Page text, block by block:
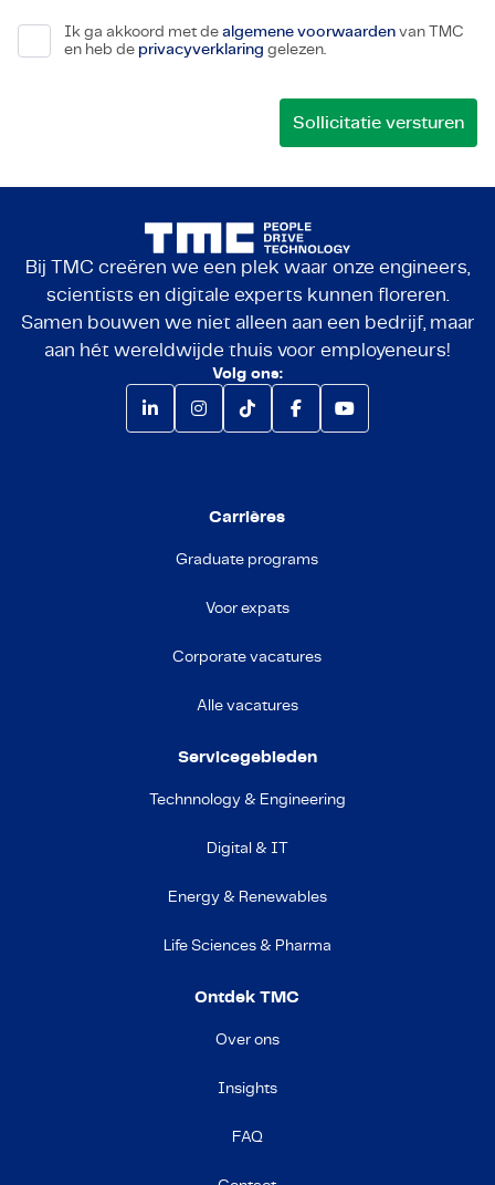
Ik ga akkoord met de algemene voorwaarden van TMC
en heb de privacyverklaring gelezen.
Bij TMC creëren we een plek waar onze engineers,
scientists en digitale experts kunnen floreren.
Samen bouwen we niet alleen aan een bedrijf, maar
aan hét wereldwijde thuis voor employeneurs!
Volg ons:
Carrières
Graduate programs
Voor expats
Corporate vacatures
Alle vacatures
Servicegebieden
Technnology & Engineering
Digital & IT
Energy & Renewables
Life Sciences & Pharma
Ontdek TMC
Over ons
Insights
FAQ